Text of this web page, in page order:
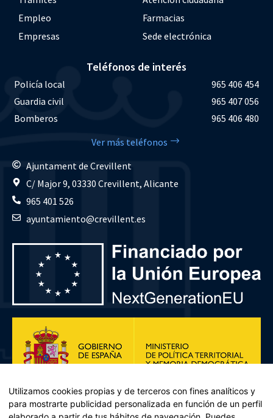
Empleo
Farmacias
Empresas
Sede electrónica
Teléfonos de interés
Policía local
965 406 454
Guardia civil
965 407 056
Bomberos
965 406 480
Ver más teléfonos
Ajuntament de Crevillent
C/ Major 9, 03330 Crevillent, Alicante
965 401 526
ayuntamiento@crevillent.es
Utilizamos cookies propias y de terceros con fines analíticos y
para mostrarte publicidad personalizada en función de un perfil